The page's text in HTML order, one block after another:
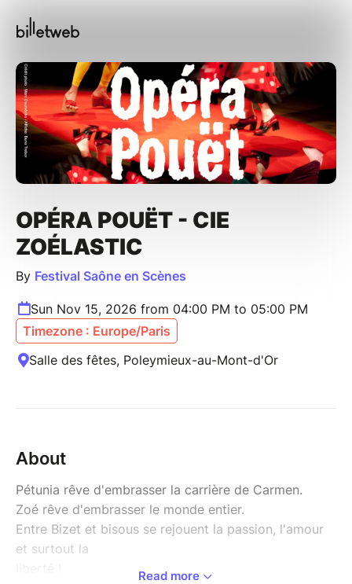
OPÉRA POUËT - CIE
ZOÉLASTIC
By Festival Saône en Scènes
Sun Nov 15, 2026 from 04:00 PM to 05:00 PM
Timezone : Europe/Paris
Salle des fêtes, Poleymieux-au-Mont-d'Or
About
Pétunia rêve d'embrasser la carrière de Carmen.
Zoé rêve d'embrasser le monde entier.
Entre Bizet et bisous se rejouent la passion, l'amour
et surtout la
Read more